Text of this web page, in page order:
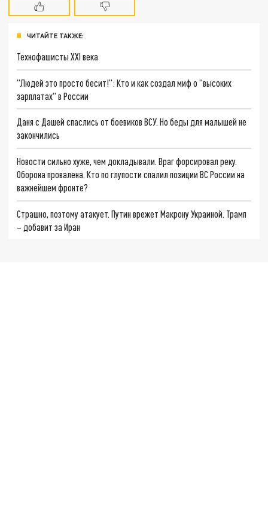
ЧИТАЙТЕ ТАКЖЕ:
Технофашисты XXI века
"Людей это просто бесит!": Кто и как создал миф о "высоких
зарплатах" в России
Даня с Дашей спаслись от боевиков ВСУ. Но беды для малышей не
закончились
Новости сильно хуже, чем докладывали. Враг форсировал реку.
Оборона провалена. Кто по глупости спалил позиции ВС России на
важнейшем фронте?
Страшно, поэтому атакует. Путин врежет Макрону Украиной. Трамп
– добавит за Иран